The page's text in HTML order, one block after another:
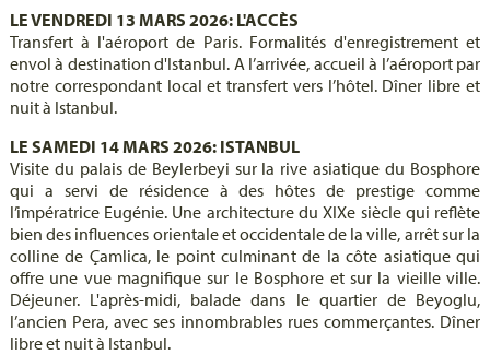
LE VENDREDI 13 MARS 2026: L'ACCÈS
Transfert à l'aéroport de Paris. Formalités d'enregistrement et
envol à destination d'Istanbul. A l’arrivée, accueil à l’aéroport par
notre correspondant local et transfert vers l’hôtel. Dîner libre et
nuit à Istanbul.
LE SAMEDI 14 MARS 2026: ISTANBUL
Visite du palais de Beylerbeyi sur la rive asiatique du Bosphore
qui a servi de résidence à des hôtes de prestige comme
l’impératrice Eugénie. Une architecture du XIXe siècle qui reflète
bien des influences orientale et occidentale de la ville, arrêt sur la
colline de Çamlica, le point culminant de la côte asiatique qui
offre une vue magnifique sur le Bosphore et sur la vieille ville.
Déjeuner. L'après-midi, balade dans le quartier de Beyoglu,
l’ancien Pera, avec ses innombrables rues commerçantes. Dîner
libre et nuit à Istanbul.